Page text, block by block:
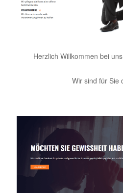
Herzlich Willkommen bei
Wir sind für Sie